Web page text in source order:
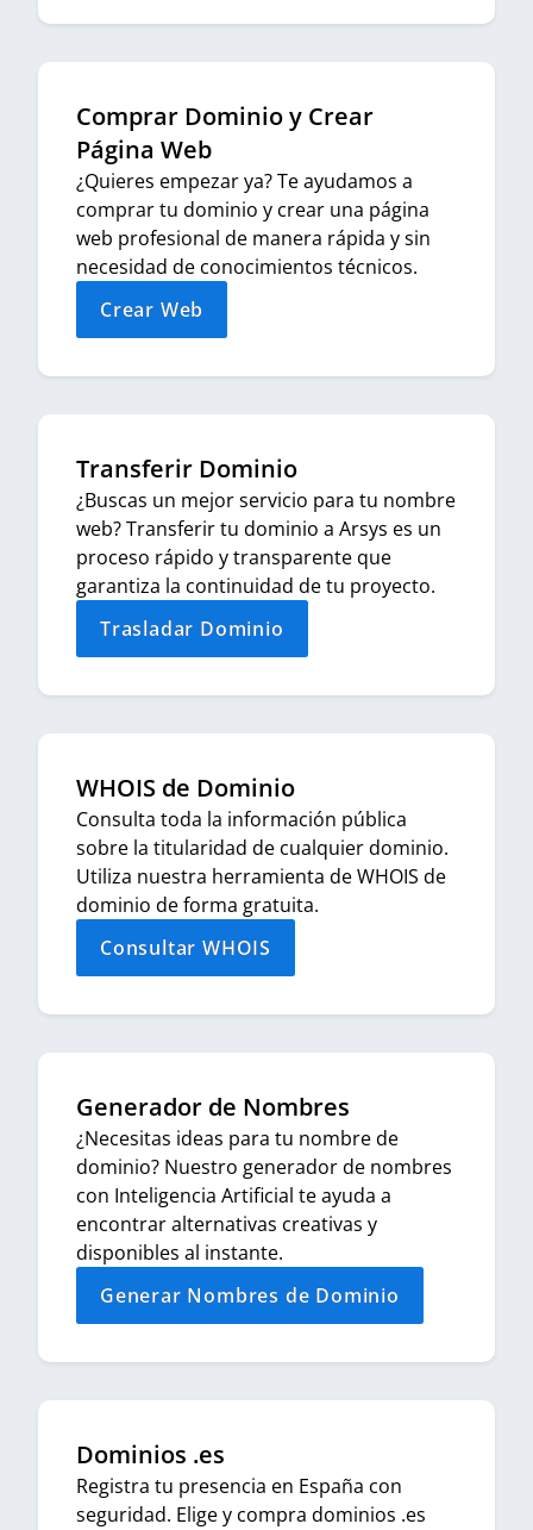
Comprar Dominio y Crear
Página Web
¿Quieres empezar ya? Te ayudamos a
comprar tu dominio y crear una página
web profesional de manera rápida y sin
necesidad de conocimientos técnicos.
Crear Web
Transferir Dominio
¿Buscas un mejor servicio para tu nombre
web? Transferir tu dominio a Arsys es un
proceso rápido y transparente que
garantiza la continuidad de tu proyecto.
Trasladar Dominio
WHOIS de Dominio
Consulta toda la información pública
sobre la titularidad de cualquier dominio.
Utiliza nuestra herramienta de WHOIS de
dominio de forma gratuita.
Consultar WHOIS
Generador de Nombres
¿Necesitas ideas para tu nombre de
dominio? Nuestro generador de nombres
con Inteligencia Artificial te ayuda a
encontrar alternativas creativas y
disponibles al instante.
Generar Nombres de Dominio
Dominios .es
Registra tu presencia en España con
seguridad. Elige y compra dominios .es